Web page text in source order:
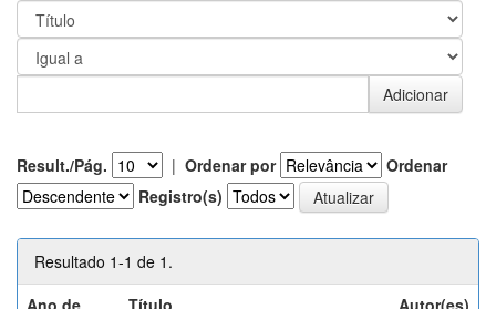
Result./Pág. | Ordenar por
Ordenar
Registro(s)
Resultado 1-1 de 1.
Ano de
Título Autor(es)